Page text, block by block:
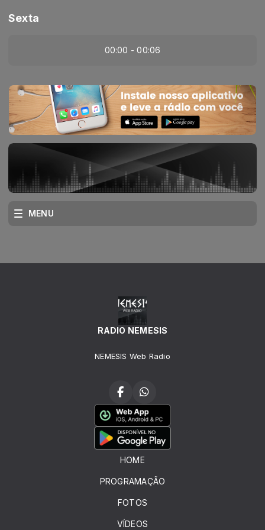
Sexta
00:00 - 00:06
MENU
RADIO NEMESIS
NEMESIS Web Radio
HOME
PROGRAMAÇÃO
FOTOS
VÍDEOS